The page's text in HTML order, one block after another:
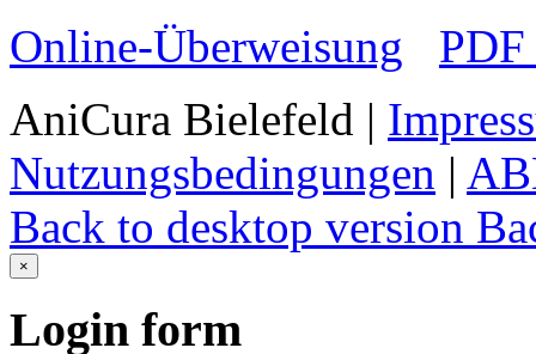
Online-Überweisung
AniCura Bielefeld |
Nutzungsbedingungen |
Back to desktop version
×
Login form